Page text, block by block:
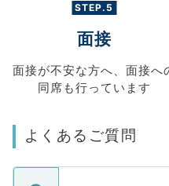
STEP.5
面接
面接が不安な方へ、 面接へ
同席も行っています
よくあるご質問